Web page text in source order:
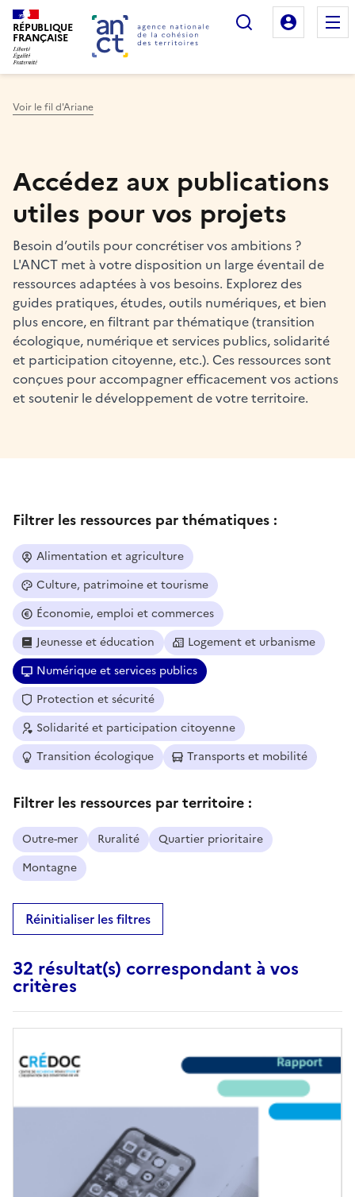
RÉPUBLIQUE
FRANÇAISE
Rechercher
Mon
Voir le fil d'Ariane
Accédez aux publications
utiles pour vos projets
Besoin d’outils pour concrétiser vos ambitions ?
L'ANCT met à votre disposition un large éventail de
ressources adaptées à vos besoins. Explorez des
guides pratiques, études, outils numériques, et bien
plus encore, en filtrant par thématique (transition
écologique, numérique et services publics, solidarité
et participation citoyenne, etc.). Ces ressources sont
conçues pour accompagner efficacement vos actions
et soutenir le développement de votre territoire.
Filtrer les ressources par thématiques :
Alimentation et agriculture
Culture, patrimoine et tourisme
Économie, emploi et commerces
Jeunesse et éducation
Logement et urbanisme
Numérique et services publics
Protection et sécurité
Solidarité et participation citoyenne
Transition écologique
Transports et mobilité
Filtrer les ressources par territoire :
Outre-mer Ruralité
Quartier prioritaire
Montagne
Réinitialiser les filtres
32 résultat(s) correspondant à vos
critères